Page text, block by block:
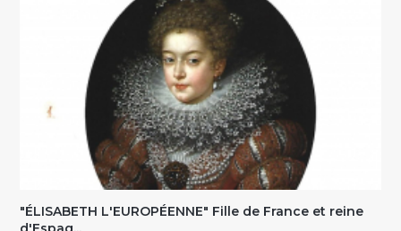
"ÉLISABETH L'EUROPÉENNE" Fille de France et reine